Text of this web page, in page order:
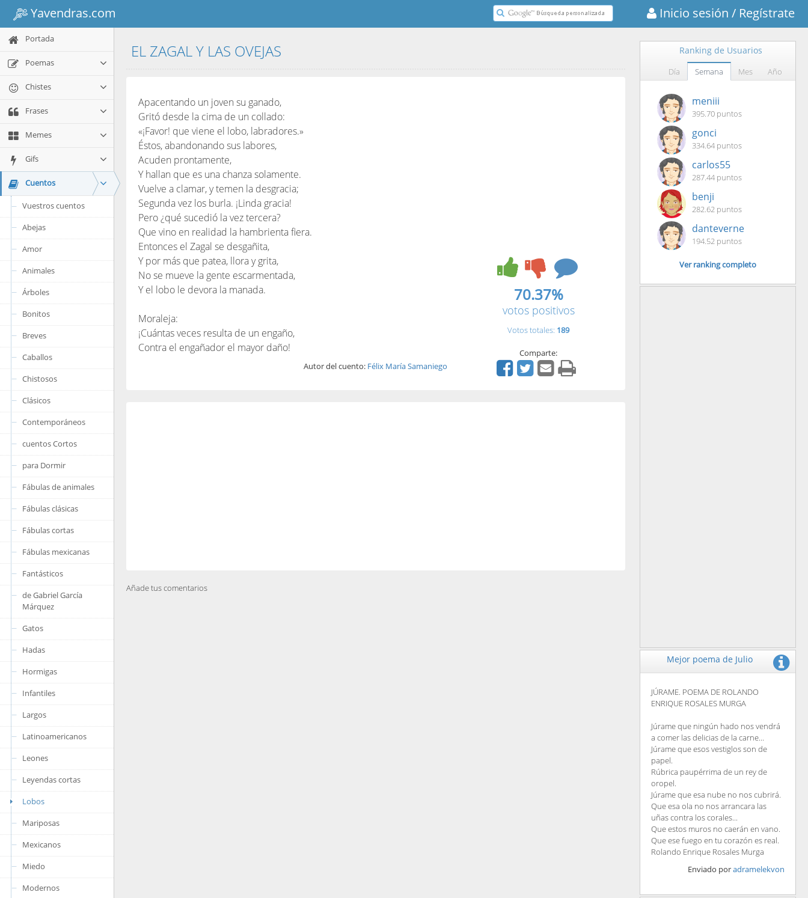
Yavendras.com Inicio sesión / Regístrate
Portada
Poemas
Chistes
Frases
Memes
Gifs
Cuentos
Vuestros cuentos
Abejas
Amor
Animales
Árboles
Bonitos
Breves
Caballos
Chistosos
Clásicos
Contemporáneos
cuentos Cortos
para Dormir
Fábulas de animales
Fábulas clásicas
Fábulas cortas
Fábulas mexicanas
Fantásticos
de Gabriel García
Márquez
Gatos
Hadas
Hormigas
Infantiles
Largos
Latinoamericanos
Leones
Leyendas cortas
Lobos
Mariposas
Mexicanos
Miedo
Modernos
EL ZAGAL Y LAS OVEJAS
Apacentando un joven su ganado,
Gritó desde la cima de un collado:
«¡Favor! que viene el lobo, labradores.»
Éstos, abandonando sus labores,
Acuden prontamente,
Y hallan que es una chanza solamente.
Vuelve a clamar, y temen la desgracia;
Segunda vez los burla. ¡Linda gracia!
Pero ¿qué sucedió la vez tercera?
Que vino en realidad la hambrienta fiera.
Entonces el Zagal se desgañita,
Y por más que patea, llora y grita,
No se mueve la gente escarmentada,
Y el lobo le devora la manada.
Moraleja:
¡Cuántas veces resulta de un engaño,
Contra el engañador el mayor daño!
Autor del cuento: Félix María Samaniego
70.37%
votos positivos
Votos totales: 189
Comparte:
Añade tus comentarios
Ranking de Usuarios
Día Semana Mes Año
meniii
395.70 puntos
gonci
334.64 puntos
carlos55
287.44 puntos
benji
282.62 puntos
danteverne
194.52 puntos
Ver ranking completo
Mejor poema de Julio
JÚRAME. POEMA DE ROLANDO
ENRIQUE ROSALES MURGA
Júrame que ningún hado nos vendrá
a comer las delicias de la carne...
Júrame que esos vestiglos son de
papel.
Rúbrica paupérrima de un rey de
oropel.
Júrame que esa nube no nos cubrirá.
Que esa ola no nos arrancara las
uñas contra los corales...
Que estos muros no caerán en vano.
Que ese fuego en tu corazón es real.
Rolando Enrique Rosales Murga
Enviado poradramelekvon